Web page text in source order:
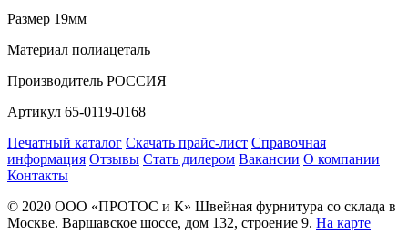
Размер 19мм
Материал полиацеталь
Производитель РОССИЯ
Артикул 65-0119-0168
Печатный каталог Скачать прайс-лист Справочная
информация Отзывы Стать дилером Вакансии О компании
Контакты
© 2020 ООО «ПРОТОС и К» Швейная фурнитура со склада в
Москве. Варшавское шоссе, дом 132, строение 9. На карте